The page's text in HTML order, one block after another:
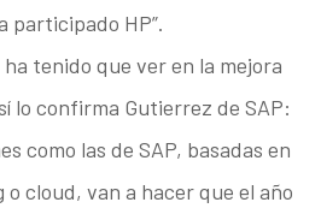
participado HP”.
tenido que ver en la mejora
lo confirma Gutierrez de SAP:
como las de SAP, basadas en
cloud, van a hacer que el año